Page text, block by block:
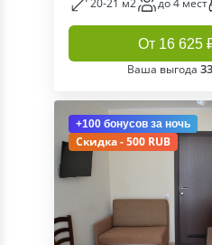
20-21 м2 до 4 мест
От 16 625
Ваша выгода
+100 бонусов за ночь
Скидка - 500 RUB